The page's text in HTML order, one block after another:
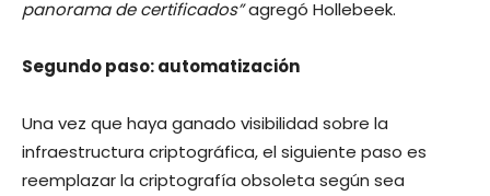
panorama de certificados”agregó Hollebeek.
Segundo paso: automatización
Una vez que haya ganado visibilidad sobre la
infraestructura criptográfica, el siguiente paso es
reemplazar la criptografía obsoleta según sea